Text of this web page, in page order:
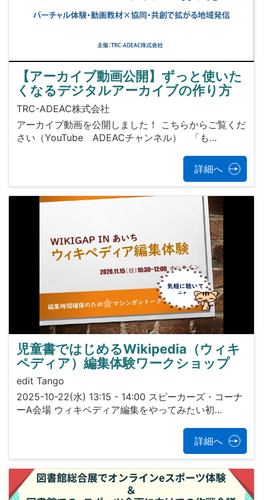
【アーカイブ動画公開】ずっと使いた
くなるデジタルアーカイブの作り方
TRC-ADEAC株式会社
アーカイブ動画を公開しました！ こちらからご覧くだ
さい（YouTube ADEACチャンネル） 「も…
詳細へ
児童書ではじめるWikipedia（ウィキ
ペディア）編集体験ワークショップ
edit Tango
2025-10-22(水) 13:15 - 14:00 スピーカーズ・コーナ
ーA会場 ウィキペディア編集をやってみたい初…
詳細へ